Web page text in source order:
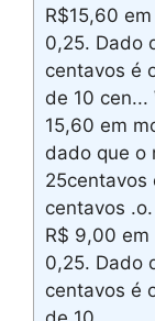
R$15,60
0,25. Dado
centavos é
de 10 cen...
15,60 em
dado que o
25centavos
centavos
R$ 9,00 em
0,25. Dado
centavos é